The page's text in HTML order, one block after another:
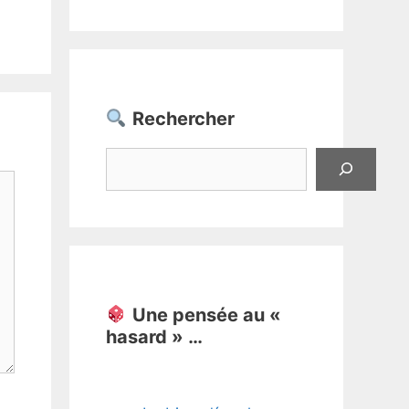
Rechercher
Une pensée au «
hasard » …